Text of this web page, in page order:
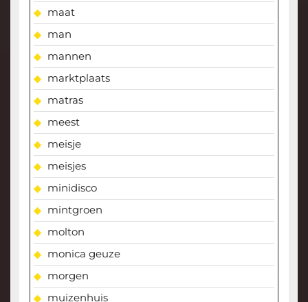
maat
man
mannen
marktplaats
matras
meest
meisje
meisjes
minidisco
mintgroen
molton
monica geuze
morgen
muizenhuis